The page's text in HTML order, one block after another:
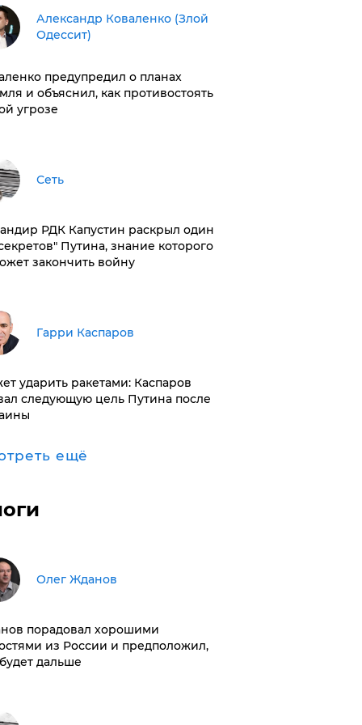
Александр Коваленко (Злой
Одессит)
предупредил о планах
и объяснил, как противостоять
угрозе
Сеть
РДК Капустин раскрыл один
Путина, знание которого
закончить войну
Гарри Каспаров
ударить ракетами: Каспаров
следующую цель Путина после
ещё
Олег Жданов
порадовал хорошими
из России и предположил,
дальше